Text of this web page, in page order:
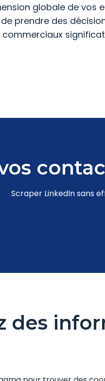
globale de vos
prendre des
Scraper LinkedIn sans
des